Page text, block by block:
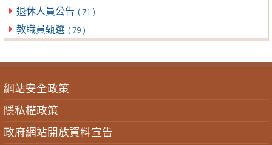
退休人員公告 ( 71 )
教職員甄選 ( 79 )
網站安全政策
隱私權政策
政府網站開放資料宣告